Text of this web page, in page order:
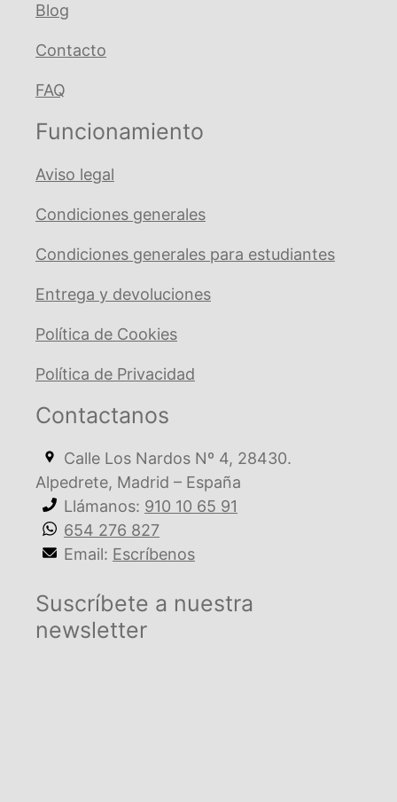
Blog
Contacto
FAQ
Funcionamiento
Aviso legal
Condiciones generales
Condiciones generales para estudiantes
Entrega y devoluciones
Política de Cookies
Política de Privacidad
Contactanos
Calle Los Nardos Nº 4, 28430.
Alpedrete, Madrid – España
Llámanos: 910 10 65 91
654 276 827
Email: Escríbenos
Suscríbete a nuestra
newsletter